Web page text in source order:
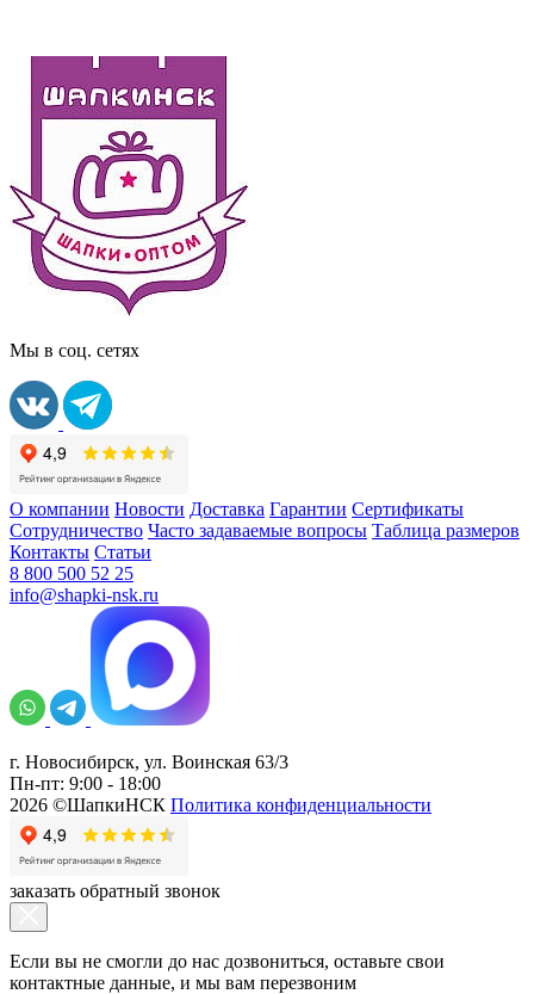
Мы в соц. сетях
О компании Новости Доставка Гарантии Сертификаты
Сотрудничество Часто задаваемые вопросы Таблица размеров
Контакты Статьи
8 800 500 52 25
info@shapki-nsk.ru
г. Новосибирск, ул. Воинская 63/3
Пн-пт: 9:00 - 18:00
2026 ©ШапкиНСК Политика конфиденциальности
заказать обратный звонок
Если вы не смогли до нас дозвониться, оставьте свои
контактные данные, и мы вам перезвоним